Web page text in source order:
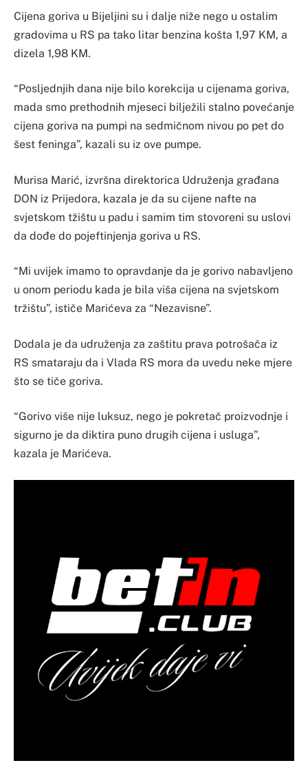
Cijena goriva u Bijeljini su i dalje niže nego u ostalim
gradovima u RS pa tako litar benzina košta 1,97 KM, a
dizela 1,98 KM.
“Posljednjih dana nije bilo korekcija u cijenama goriva,
mada smo prethodnih mjeseci bilježili stalno povećanje
cijena goriva na pumpi na sedmičnom nivou po pet do
šest feninga”, kazali su iz ove pumpe.
Murisa Marić, izvršna direktorica Udruženja građana
DON iz Prijedora, kazala je da su cijene nafte na
svjetskom tžištu u padu i samim tim stovoreni su uslovi
da dođe do pojeftinjenja goriva u RS.
“Mi uvijek imamo to opravdanje da je gorivo nabavljeno
u onom periodu kada je bila viša cijena na svjetskom
tržištu”, ističe Marićeva za “Nezavisne”.
Dodala je da udruženja za zaštitu prava potrošača iz
RS smataraju da i Vlada RS mora da uvedu neke mjere
što se tiče goriva.
“Gorivo više nije luksuz, nego je pokretač proizvodnje i
sigurno je da diktira puno drugih cijena i usluga”,
kazala je Marićeva.